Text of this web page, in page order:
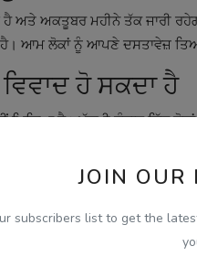
JOIN OUR
subscribers list to get the
ਅਕਤੂਬਰ ਮਹੀਨੇ ਤੱਕ ਜਾਰੀ
ਆਮ ਲੋਕਾਂ ਨੂੰ ਆਪਣੇ ਦਸਤਾਵੇਜ਼
ਹੋ ਸਕਦਾ ਹੈ
ਮਿਲਿਆ ਹੈ। ਪੱਛਮੀ ਬੰਗਾਲ ਵਿੱਚ
ਵਿੱਚ ਸਥਿਤੀ ਉੱਤੇ ਨਜ਼ਰ ਰੱਖਣੀ
ਕਿਉਂ ਅਹਿਮ ਹੈ
ਆਬਾਦੀ ਅਤੇ ਵੋਟ ਬੈਂਕ ਕਾਫੀ ਵੱਡਾ
ਛੂਹ ਰਹੀਆਂ। ਇਹ ਮੁੱਦਾ ਆਉਣ